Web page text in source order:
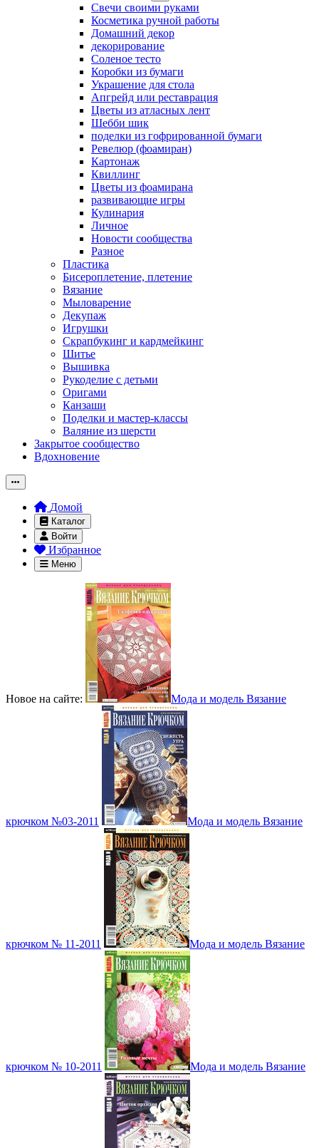
Свечи своими руками
Косметика ручной работы
Домашний декор
декорирование
Соленое тесто
Коробки из бумаги
Украшение для стола
Апгрейд или реставрация
Цветы из атласных лент
Шебби шик
поделки из гофрированной бумаги
Ревелюр (фоамиран)
Картонаж
Квиллинг
Цветы из фоамирана
развивающие игры
Кулинария
Личное
Новости сообщества
Разное
Пластика
Бисероплетение, плетение
Вязание
Мыловарение
Декупаж
Игрушки
Скрапбукинг и кардмейкинг
Шитье
Вышивка
Рукоделие с детьми
Оригами
Канзаши
Поделки и мастер-классы
Валяние из шерсти
Закрытое сообщество
Вдохновение
Домой
Каталог
Войти
Избранное
Меню
Новое на сайте: Мода и модель Вязание
крючком №03-2011 Мода и модель Вязание
крючком № 11-2011 Мода и модель Вязание
крючком № 10-2011 Мода и модель Вязание